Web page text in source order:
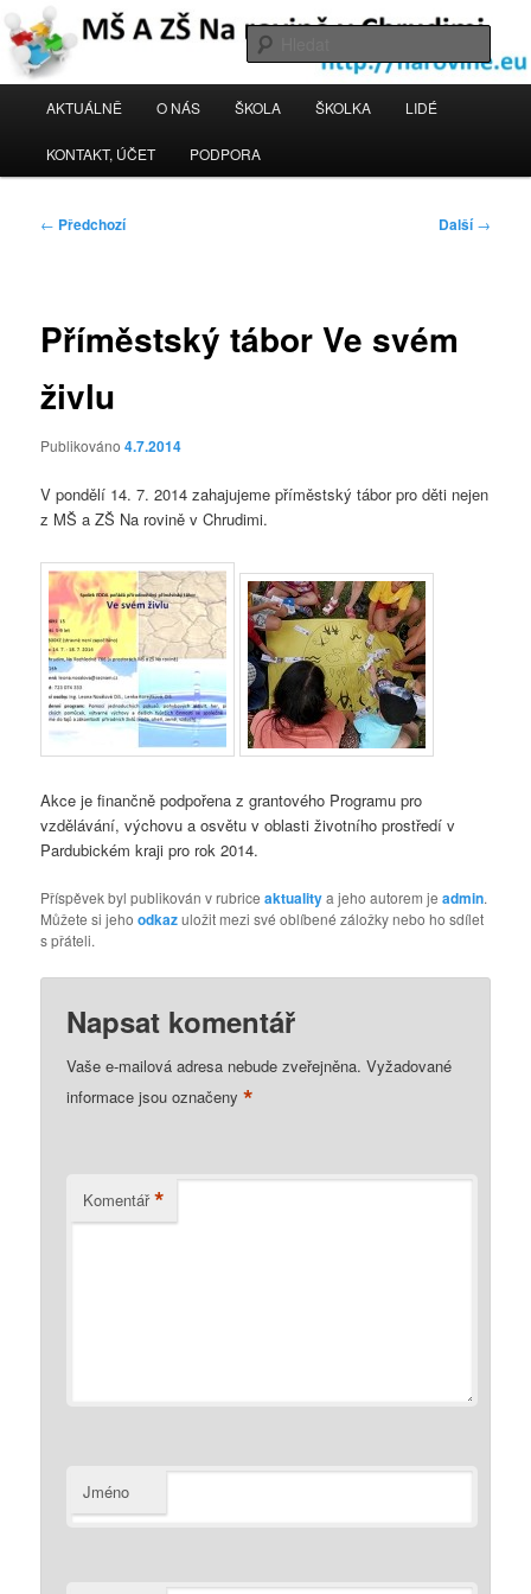
Přejít
hlavnímu
obsahuMŠ a ZŠ Na rovině Chrudim
navigační
AKTUÁLNĚ O NÁS ŠKOLA ŠKOLKA LIDÉ
KONTAKT, ÚČET PODPORA
Navigace
← Předchozí Další→
Příměstský tábor Ve svém
živlu
Publikováno4.7.2014
V pondělí 14. 7. 2014 zahajujeme příměstský tábor pro děti nejen
z MŠ a ZŠ Na rovině v Chrudimi.
Akce je finančně podpořena z grantového Programu pro
vzdělávání, výchovu a osvětu v oblasti životního prostředí v
Pardubickém kraji pro rok 2014.
Příspěvek byl publikován v rubriceaktualitya jeho autorem jeadmin.
Můžete si jehoodkazuložit mezi své oblíbené záložky nebo ho sdílet
s přáteli.
Napsat komentář
Vaše e-mailová adresa nebude zveřejněna. Vyžadované
informace jsou označeny*
Komentář *
Jméno